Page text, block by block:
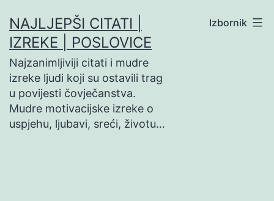
na
sadržaj
NAJLJEPŠI CITATI |
IZREKE | POSLOVICE
Najzanimljiviji citati i mudre
izreke ljudi koji su ostavili trag
u povijesti čovječanstva.
Mudre motivacijske izreke o
uspjehu, ljubavi, sreći, životu…
Izbornik